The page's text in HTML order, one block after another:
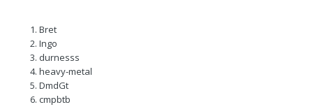
Bret
Ingo
durnesss
heavy-metal
DmdGt
cmpbtb